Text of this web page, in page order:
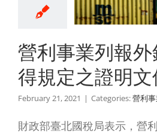
規定
事業所得稅
營利事業列報
得規定之證明文
February 21, 2021 | Categories:營利
財政部臺北國稅局表示，營